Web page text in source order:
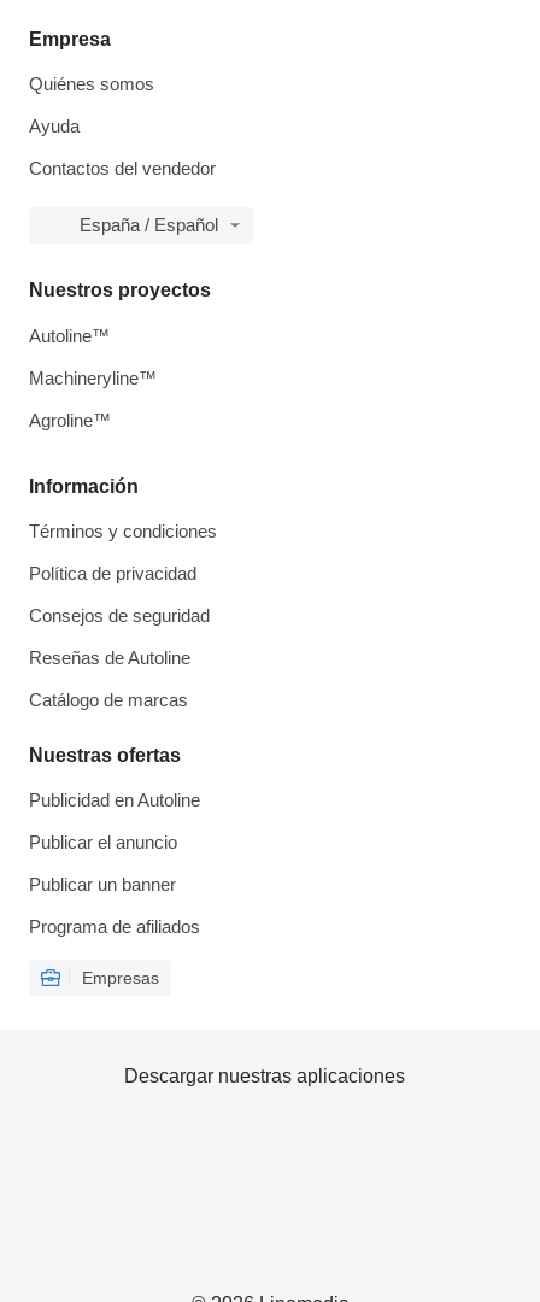
Empresa
Quiénes somos
Ayuda
Contactos del vendedor
España / Español
Información
Términos y condiciones
Política de privacidad
Consejos de seguridad
Reseñas de Autoline
Catálogo de marcas
Nuestras ofertas
Publicidad en Autoline
Publicar el anuncio
Publicar un banner
Programa de afiliados
Empresas
Nuestros proyectos
Autoline™
Machineryline™
Agroline™
Descargar nuestras aplicaciones